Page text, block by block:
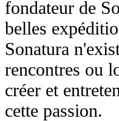
fondateur de
belles
Sonatura
rencontres ou
créer et
cette passion.